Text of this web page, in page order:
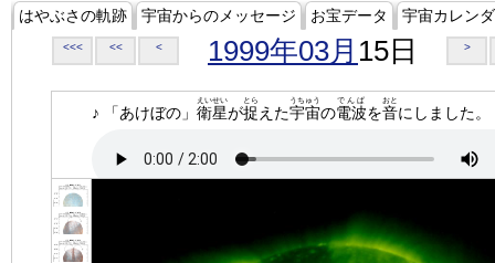
はやぶさの軌跡 宇宙からのメッセージ お宝データ 宇宙カレン
<<< << < 1999年03月 15日 >
♪ 「あけぼの」 衛星
えいせい
が捉
とら
えた宇宙
うちゅう
の電波
でんぱ
を音
おと
にしました。